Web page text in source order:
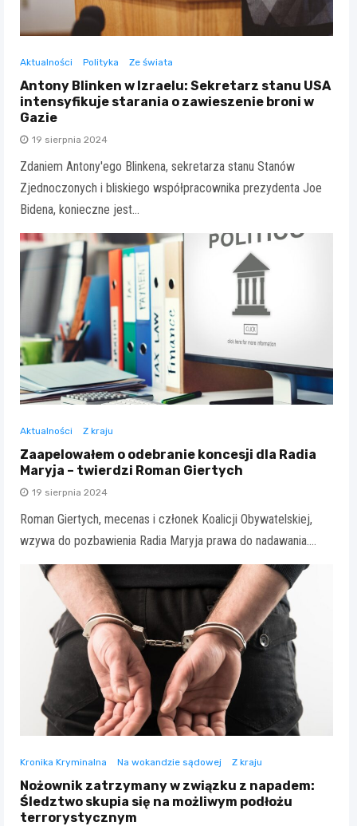
Aktualności Polityka Ze świata
Antony Blinken w Izraelu: Sekretarz stanu USA
intensyfikuje starania o zawieszenie broni w
Gazie
19 sierpnia 2024
Zdaniem Antony'ego Blinkena, sekretarza stanu Stanów
Zjednoczonych i bliskiego współpracownika prezydenta Joe
Bidena, konieczne jest…
Aktualności Z kraju
Zaapelowałem o odebranie koncesji dla Radia
Maryja – twierdzi Roman Giertych
19 sierpnia 2024
Roman Giertych, mecenas i członek Koalicji Obywatelskiej,
wzywa do pozbawienia Radia Maryja prawa do nadawania.…
Kronika Kryminalna Na wokandzie sądowej Z kraju
Nożownik zatrzymany w związku z napadem:
Śledztwo skupia się na możliwym podłożu
terrorystycznym